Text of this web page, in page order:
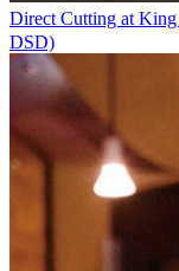
Direct Cutting at
DSD)